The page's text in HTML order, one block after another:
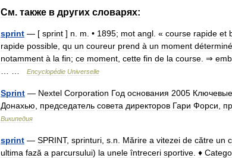
См. также в других словарях:
sprint — [ sprint ] n m . • 1895; mot angl . « course rapide et
rapide possible qu un coureur prend à un moment déterminé
notamment à la fin; ce moment cette fin de la course . ⇒
Encyclopédie Universelle
Sprint — Nextel Corporation Год основания 2005 Ключевые
Донахью
председатель совета директоров Гари Форси
Википедия
sprint — SPRINT, sprinturi s n Mărire a vitezei de către un
ultima fază a parcursului) la unele întreceri sportive ♦